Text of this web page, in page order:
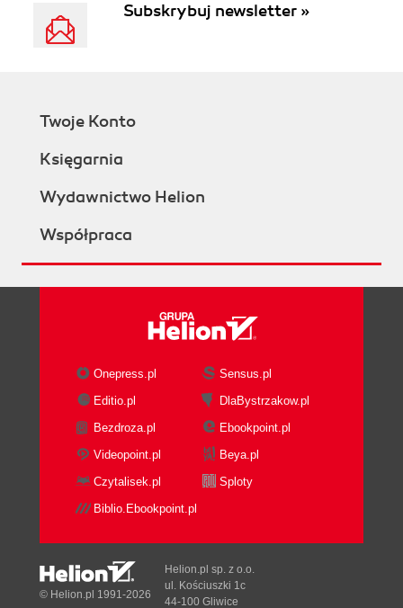
Subskrybuj newsletter »
Twoje Konto
Księgarnia
Wydawnictwo Helion
Współpraca
Onepress.pl
Sensus.pl
Editio.pl
DlaBystrzakow.pl
Bezdroza.pl
Ebookpoint.pl
Videopoint.pl
Beya.pl
Czytalisek.pl
Sploty
Biblio.Ebookpoint.pl
© Helion.pl 1991-2026
Helion.pl sp. z o.o.
ul. Kościuszki 1c
44-100 Gliwice